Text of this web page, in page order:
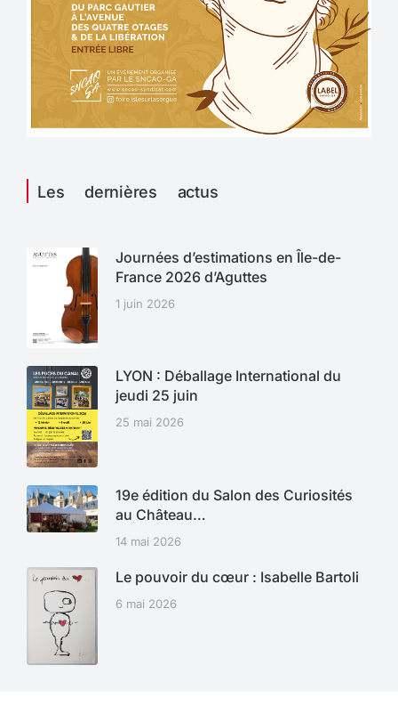
Les dernières actus
Journées d’estimations en Île-de-
France 2026 d’Aguttes
1 juin 2026
LYON : Déballage International du
jeudi 25 juin
25 mai 2026
19e édition du Salon des Curiosités
au Château…
14 mai 2026
Le pouvoir du cœur : Isabelle Bartoli
6 mai 2026